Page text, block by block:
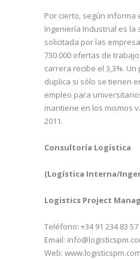
Por cierto, según informa
Ingeniería Industrial es la
solicitada por las
730.000 ofertas de
carrera recibe el 3,3%.
duplica si sólo se tienen
empleo para
mantiene en los mismos
2011.
Consultoría Logística
(Logística Interna/
Logistics Project
Teléfono: +34 91 234 83 57
Email:
Web: www.logisticspm.com